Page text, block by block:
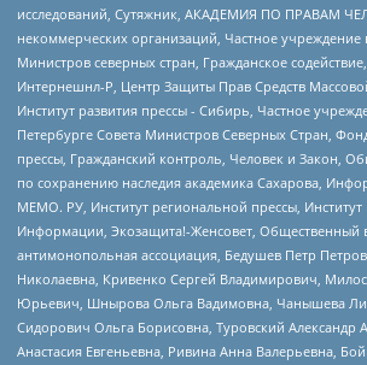
исследований, Сутяжник, АКАДЕМИЯ ПО ПРАВАМ
некоммерческих организаций, Частное учреждение
Министров северных стран, Гражданское
Интернешнл-Р, Центр Защиты Прав Средств
Институт развития прессы - Сибирь, Частное
Петербурге Совета Министров Северных Стран,
прессы, Гражданский контроль, Человек и Закон,
по сохранению наследия академика Сахарова,
МЕМО. РУ, Институт региональной прессы,
Информации, Экозащита!-Женсовет, Общественный
антимонопольная ассоциация, Бедушев Петр
Николаевна, Кривенко Сергей Владимирович,
Юрьевич, Шнырова Ольга Вадимовна, Чанышева
Сидорович Ольга Борисовна, Туровский Александр
Анастасия Евгеньевна, Ривина Анна Валерьевна,